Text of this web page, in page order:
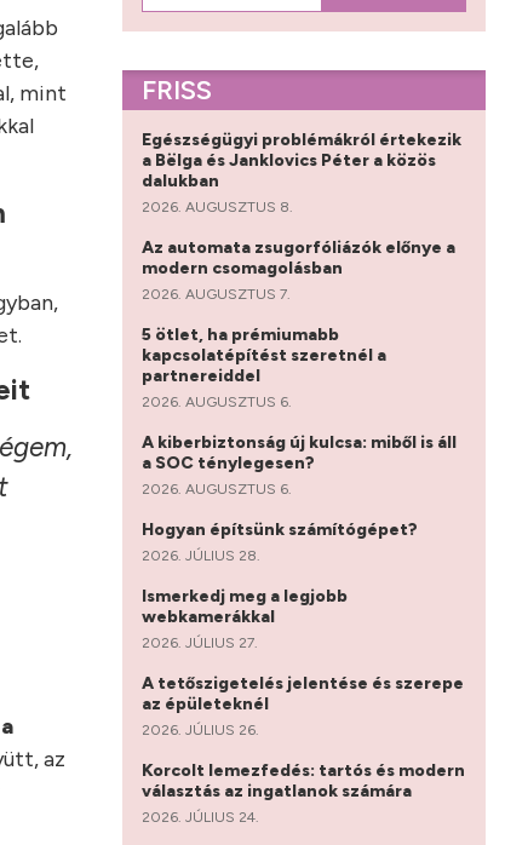
mint
az
FRISS
Egészségügyi problémákról értekezik
a Bëlga és Janklovics Péter a közös
dalukban
2026. AUGUSZTUS 8.
Az automata zsugorfóliázók előnye a
modern csomagolásban
2026. AUGUSZTUS 7.
5 ötlet, ha prémiumabb
kapcsolatépítést szeretnél a
partnereiddel
2026. AUGUSZTUS 6.
A kiberbiztonság új kulcsa: miből is áll
a SOC ténylegesen?
2026. AUGUSZTUS 6.
Hogyan építsünk számítógépet?
2026. JÚLIUS 28.
Ismerkedj meg a legjobb
webkamerákkal
2026. JÚLIUS 27.
A tetőszigetelés jelentése és szerepe
az épületeknél
2026. JÚLIUS 26.
Korcolt lemezfedés: tartós és modern
választás az ingatlanok számára
2026. JÚLIUS 24.